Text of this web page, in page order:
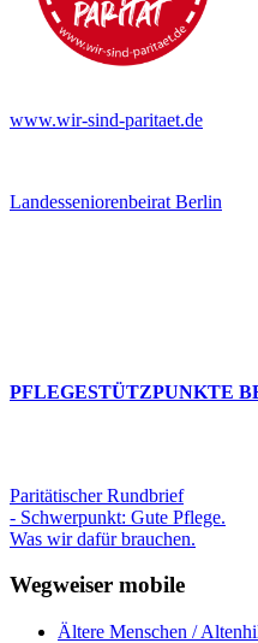
www.wir-sind-paritaet.de
Landesseniorenbeirat Berlin
PFLEGESTÜTZPUNKTE
Paritätischer Rundbrief
- Schwerpunkt: Gute Pflege.
Was wir dafür brauchen.
Wegweiser mobile
Ältere Menschen /